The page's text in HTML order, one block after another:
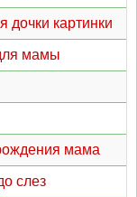
картинки
мамы
мама
слез